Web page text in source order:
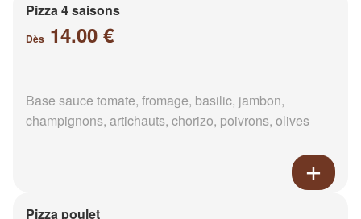
Pizza 4 saisons
Dès 14.00 €
Base sauce tomate, fromage, basilic, jambon,
champignons, artichauts, chorizo, poivrons, olives
Pizza poulet